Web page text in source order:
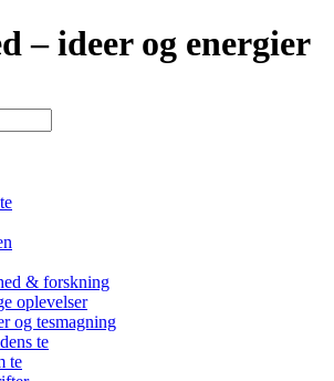
– ideer og energier
& forskning
oplevelser
og tesmagning
te
te